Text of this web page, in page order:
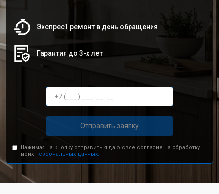
Экспрес1 ремонт в день обращения
Гарантия до 3-х лет
Отправить заявку
Нажимая на кнопку отправить я даю свое согласие на обработку
моих персональных данных.